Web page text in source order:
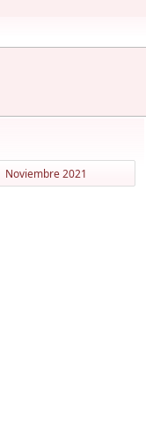
Noviembre 2021